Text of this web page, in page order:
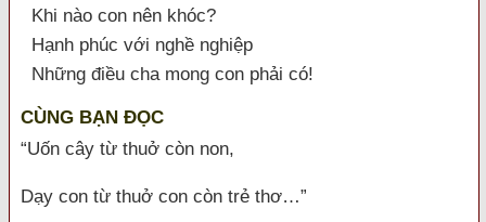
Khi nào con nên khóc?
Hạnh phúc với nghề nghiệp
Những điều cha mong con phải có!
CÙNG BẠN ĐỌC
“Uốn cây từ thuở còn non,
Dạy con từ thuở con còn trẻ thơ…”